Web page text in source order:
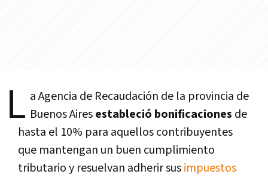
L a Agencia de Recaudación de la provincia de
Buenos Airesestableció bonificaciones de
hasta el 10% para aquellos contribuyentes
que mantengan un buen cumplimiento
tributario y resuelvan adherir susimpuestos